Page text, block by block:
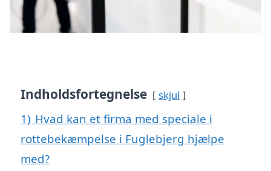
Indholdsfortegnelse skjul
1) Hvad kan et firma med speciale i
rottebekæmpelse i Fuglebjerg hjælpe
med?